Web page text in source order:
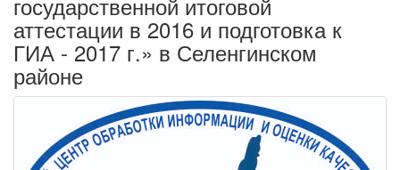
аттестации в 2016 и подготовка к
ГИА - 2017 г.» в Селенгинском
районе